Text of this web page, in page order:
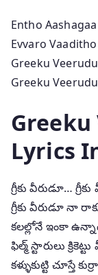
Entho
Evvaro
Greeku
Greeku
Greeku
Lyrics
గ్రీకు వీరుడూ…
గ్రీకు వీరుడూ నా
కలల్లోనే ఇంకా
ఫిల్మ్ స్టారులు
కళ్ళుకుట్టి చూస్తే